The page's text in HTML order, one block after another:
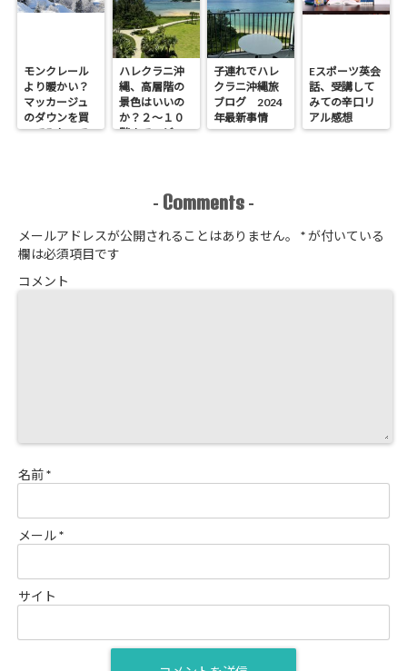
モンクレール
より暖かい？
マッカージュ
のダウンを買
ってみたので
ハレクラニ沖
縄、高層階の
景色はいいの
か？２～１０
階までのビュ
子連れでハレ
クラニ沖縄旅
ブログ 2024
年最新事情
Eスポーツ英会
話、受講して
みての辛口リ
アル感想
- Comments -
メールアドレスが公開されることはありません。 *が付いている
欄は必須項目です
コメント
名前*
メール*
サイト